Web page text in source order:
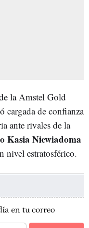
la Amstel Gold
cargada de confianza
ante rivales de la
Kasia Niewiadoma
nivel estratosférico.
en tu correo